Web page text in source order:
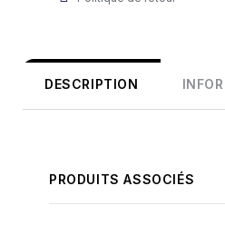
DESCRIPTION
PRODUITS ASSOCIÉS